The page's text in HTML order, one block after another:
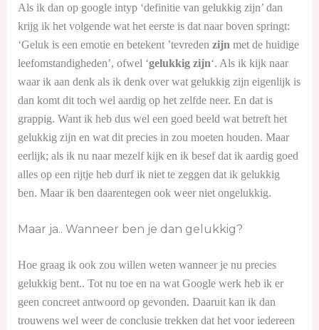
Als ik dan op google intyp ‘definitie van gelukkig zijn’ dan
krijg ik het volgende wat het eerste is dat naar boven springt:
‘Geluk is een emotie en betekent ’tevreden zijn met de huidige
leefomstandigheden’, ofwel ‘gelukkig zijn‘. Als ik kijk naar
waar ik aan denk als ik denk over wat gelukkig zijn eigenlijk is
dan komt dit toch wel aardig op het zelfde neer. En dat is
grappig. Want ik heb dus wel een goed beeld wat betreft het
gelukkig zijn en wat dit precies in zou moeten houden. Maar
eerlijk; als ik nu naar mezelf kijk en ik besef dat ik aardig goed
alles op een rijtje heb durf ik niet te zeggen dat ik gelukkig
ben. Maar ik ben daarentegen ook weer niet ongelukkig.
Maar ja.. Wanneer ben je dan gelukkig?
Hoe graag ik ook zou willen weten wanneer je nu precies
gelukkig bent.. Tot nu toe en na wat Google werk heb ik er
geen concreet antwoord op gevonden. Daaruit kan ik dan
trouwens wel weer de conclusie trekken dat het voor iedereen